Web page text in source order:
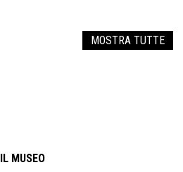
MOSTRA TUTTE
IL MUSEO